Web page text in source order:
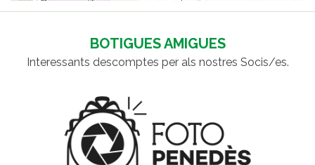
BOTIGUES AMIGUES
Interessants descomptes per als nostres Socis/es.